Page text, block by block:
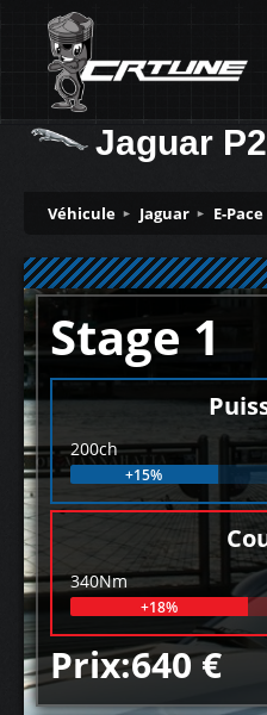
Jaguar
Véhicule Jaguar E-Pace
Stage 1
200ch
+15%
340Nm
+18%
Prix:640 €